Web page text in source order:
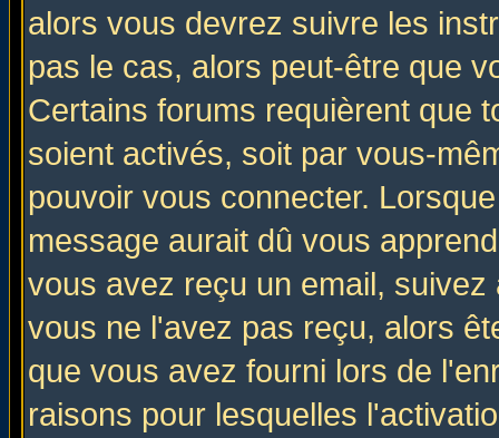
alors vous devrez suivre les
pas le cas, alors peut-être que
Certains forums requièrent que
soient activés, soit par vous-
pouvoir vous connecter.
message aurait dû vous
vous avez reçu un email,
vous ne l'avez pas reçu, alors
que vous avez fourni lors de
raisons pour lesquelles